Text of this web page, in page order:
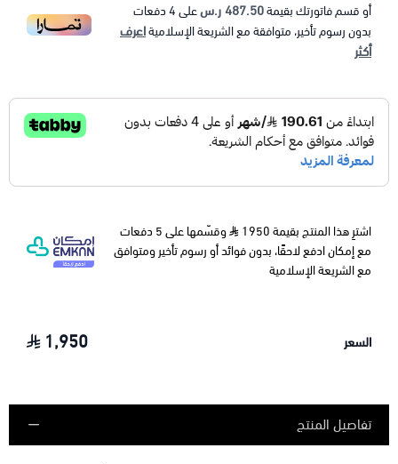
أو قسم فاتورتك بقيمة487.50 ر.س على4دفعات
بدون رسوم تأخير، متوافقة مع الشريعة الإسلاميةاعرف
أكثر
اشترِ هذا المنتج بقيمة 1950
وقسّمها على 5 دفعات
مع إمكان ادفع لاحقًا، بدون فوائد أو رسوم تأخير ومتوافق
مع الشريعة الإسلامية
السعر 1,950
تفاصيل المنتج